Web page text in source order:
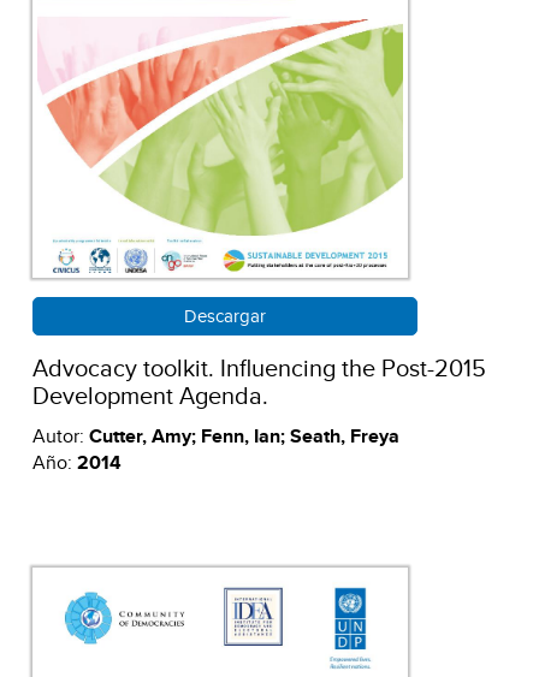
Descargar
Advocacy toolkit. Influencing the Post-2015
Development Agenda.
Autor: Cutter, Amy; Fenn, Ian; Seath, Freya
Año: 2014